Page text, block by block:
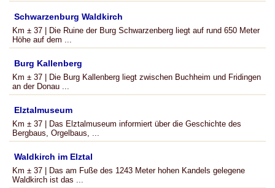
Schwarzenburg Waldkirch
Km ± 37 | Die Ruine der Burg Schwarzenberg liegt auf rund 650 Meter
Höhe auf dem ...
Burg Kallenberg
Km ± 37 | Die Burg Kallenberg liegt zwischen Buchheim und Fridingen
an der Donau ...
Elztalmuseum
Km ± 37 | Das Elztalmuseum informiert über die Geschichte des
Bergbaus, Orgelbaus, ...
Waldkirch im Elztal
Km ± 37 | Das am Fuße des 1243 Meter hohen Kandels gelegene
Waldkirch ist das ...